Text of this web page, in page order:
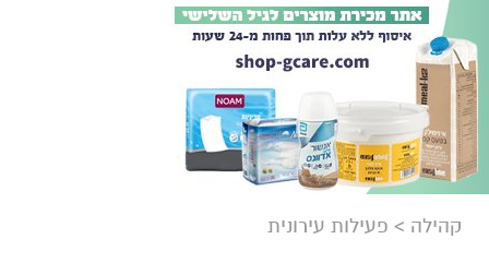
קהילה > פעילות עירונית